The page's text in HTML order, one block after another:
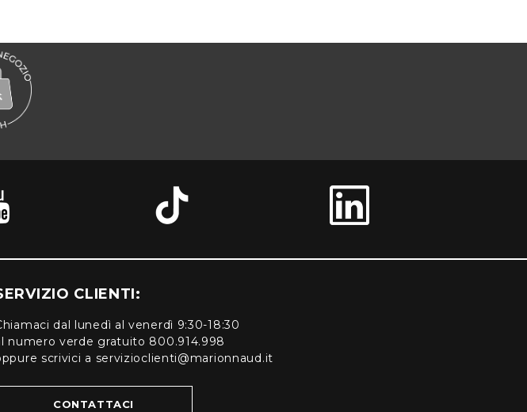
CLIENTI:
dal lunedì al venerdì 9:30-18:30
numero verde gratuito 800.914.998
scrivici a servizioclienti@marionnaud.it
CONTATTACI